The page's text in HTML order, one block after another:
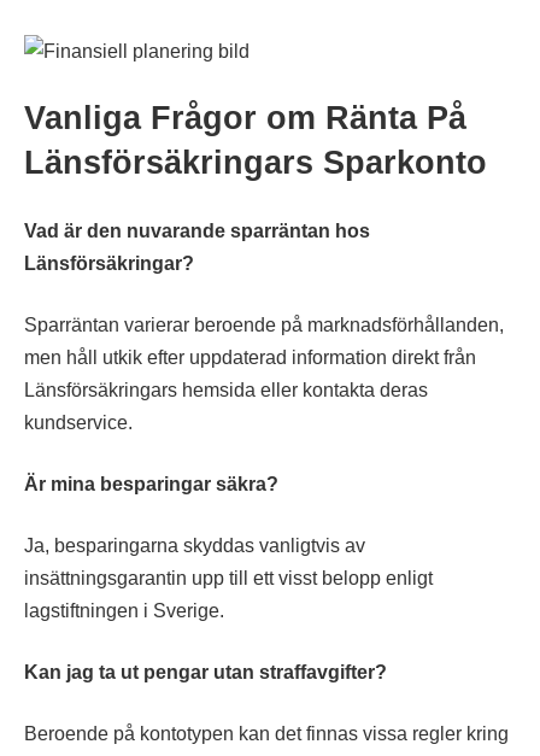
Vanliga Frågor om Ränta På
Länsförsäkringars Sparkonto
Vad är den nuvarande sparräntan hos
Länsförsäkringar?
Sparräntan varierar beroende på marknadsförhållanden,
men håll utkik efter uppdaterad information direkt från
Länsförsäkringars hemsida eller kontakta deras
kundservice.
Är mina besparingar säkra?
Ja, besparingarna skyddas vanligtvis av
insättningsgarantin upp till ett visst belopp enligt
lagstiftningen i Sverige.
Kan jag ta ut pengar utan straffavgifter?
Beroende på kontotypen kan det finnas vissa regler kring